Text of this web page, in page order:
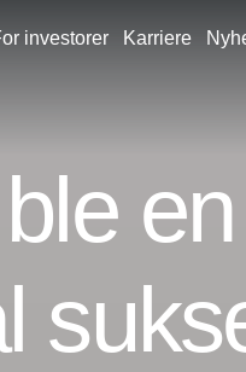
investorer Karriere